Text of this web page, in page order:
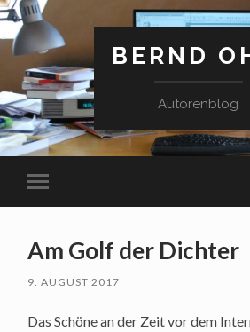
BERND
Autorenblog
Mobile-
Menü
Am Golf der Dichter
9. AUGUST 2017
Das Schö­ne an der Zeit vor dem